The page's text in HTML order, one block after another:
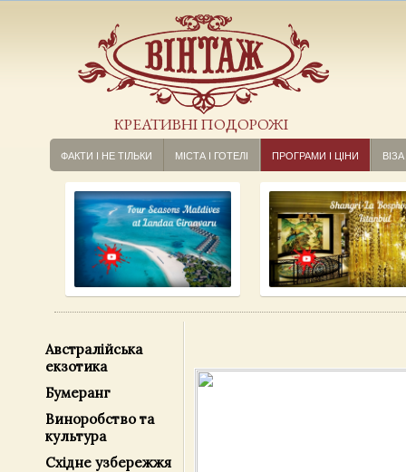
КРЕАТИВНІ ПОДОРОЖІ
ФАКТИ І НЕ ТІЛЬКИ МІСТА І ГОТЕЛІ ПРОГРАМИ І ЦІНИ ВІЗА
Австралійська
екзотика
Бумеранг
Виноробство та
культура
Східне узбережжя